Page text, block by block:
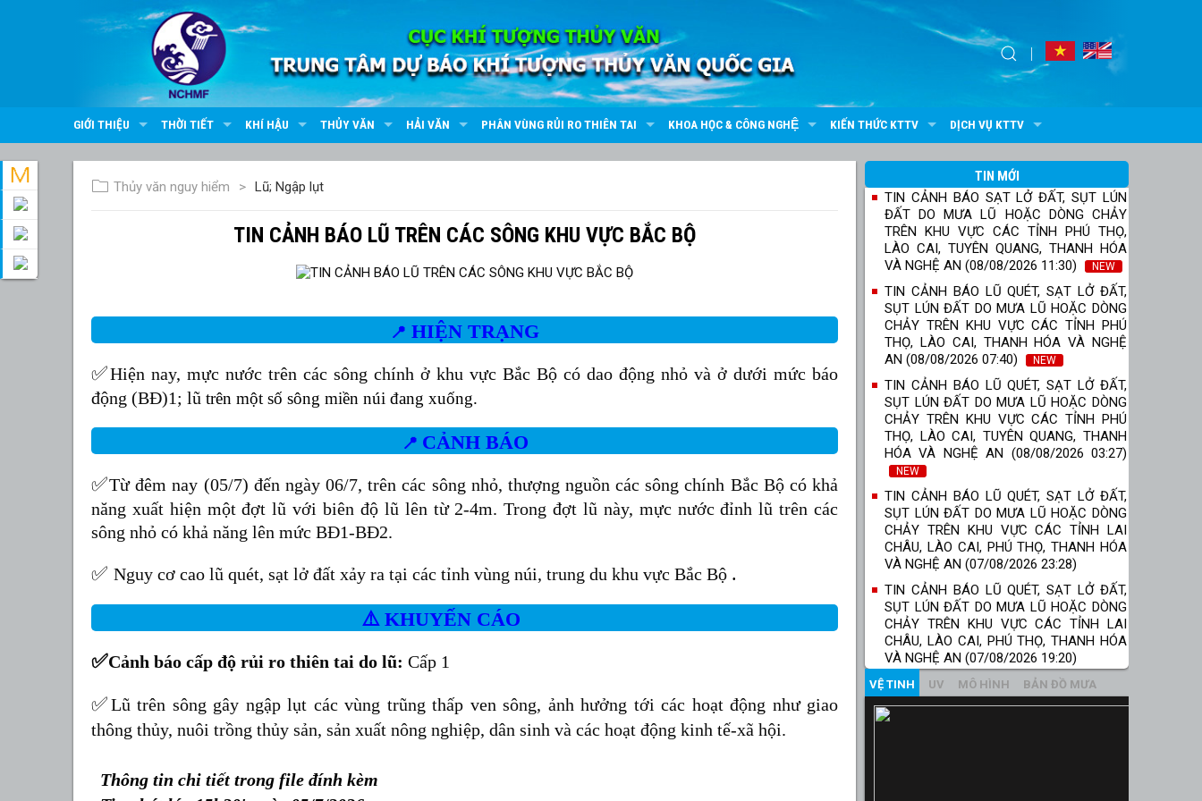
GIỚI THIỆU THỜI TIẾT KHÍ HẬU THỦY VĂN HẢI VĂN PHÂN VÙNG RỦI RO THIÊN TAI KHOA HỌC & CÔNG NGHỆ KIẾN THỨC KTTV DỊCH VỤ KTTV
Thủy văn nguy hiểm Lũ; Ngập lụt
TIN CẢNH BÁO LŨ TRÊN CÁC SÔNG KHU VỰC BẮC BỘ
📍 HIỆN TRẠNG
✅Hiện nay, mực nước trên các sông chính ở khu vực Bắc Bộ có dao động nhỏ và ở dưới mức báo
động (BĐ)1; lũ trên một số sông miền núi đang xuống.
📍 CẢNH BÁO
✅Từ đêm nay (05/7) đến ngày 06/7, trên các sông nhỏ, thượng nguồn các sông chính Bắc Bộ có khả
năng xuất hiện một đợt lũ với biên độ lũ lên từ 2-4m. Trong đợt lũ này, mực nước đỉnh lũ trên các
sông nhỏ có khả năng lên mức BĐ1-BĐ2.
✅ Nguy cơ cao lũ quét, sạt lở đất xảy ra tại các tỉnh vùng núi, trung du khu vực Bắc Bộ .
⚠️ KHUYẾN CÁO
✅Cảnh báo cấp độ rủi ro thiên tai do lũ: Cấp 1
✅Lũ trên sông gây ngập lụt các vùng trũng thấp ven sông, ảnh hưởng tới các hoạt động như giao
thông thủy, nuôi trồng thủy sản, sản xuất nông nghiệp, dân sinh và các hoạt động kinh tế-xã hội.
Thông tin chi tiết trong file đính kèm
TIN MỚI
TIN CẢNH BÁO SẠT LỞ ĐẤT, SỤT LÚN
ĐẤT DO MƯA LŨ HOẶC DÒNG CHẢY
TRÊN KHU VỰC CÁC TỈNH PHÚ THỌ,
LÀO CAI, TUYÊN QUANG, THANH HÓA
VÀ NGHỆ AN (08/08/2026 11:30)
NEW
TIN CẢNH BÁO LŨ QUÉT, SẠT LỞ ĐẤT,
SỤT LÚN ĐẤT DO MƯA LŨ HOẶC DÒNG
CHẢY TRÊN KHU VỰC CÁC TỈNH PHÚ
THỌ, LÀO CAI, THANH HÓA VÀ NGHỆ
AN (08/08/2026 07:40)
NEW
TIN CẢNH BÁO LŨ QUÉT, SẠT LỞ ĐẤT,
SỤT LÚN ĐẤT DO MƯA LŨ HOẶC DÒNG
CHẢY TRÊN KHU VỰC CÁC TỈNH PHÚ
THỌ, LÀO CAI, TUYÊN QUANG, THANH
HÓA VÀ NGHỆ AN (08/08/2026 03:27)
NEW
TIN CẢNH BÁO LŨ QUÉT, SẠT LỞ ĐẤT,
SỤT LÚN ĐẤT DO MƯA LŨ HOẶC DÒNG
CHẢY TRÊN KHU VỰC CÁC TỈNH LAI
CHÂU, LÀO CAI, PHÚ THỌ, THANH HÓA
VÀ NGHỆ AN (07/08/2026 23:28)
TIN CẢNH BÁO LŨ QUÉT, SẠT LỞ ĐẤT,
SỤT LÚN ĐẤT DO MƯA LŨ HOẶC DÒNG
CHẢY TRÊN KHU VỰC CÁC TỈNH LAI
CHÂU, LÀO CAI, PHÚ THỌ, THANH HÓA
VÀ NGHỆ AN (07/08/2026 19:20)
VỆ TINH UV MÔ HÌNH BẢN ĐỒ MƯA